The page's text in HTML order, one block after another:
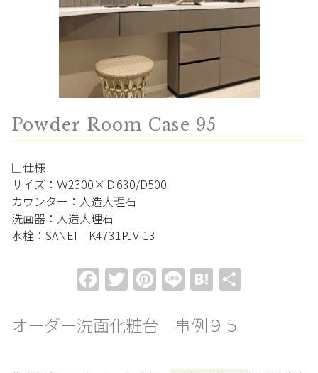
Powder Room Case 95
□仕様
サイズ：Ｗ2300×Ｄ630/D500
カウンター：人造大理石
洗面器：人造大理石
水栓：SANEI K4731PJV-13
Facebook
Twitter
Pinterest
LineHatena
オーダー洗面化粧台 事例９５